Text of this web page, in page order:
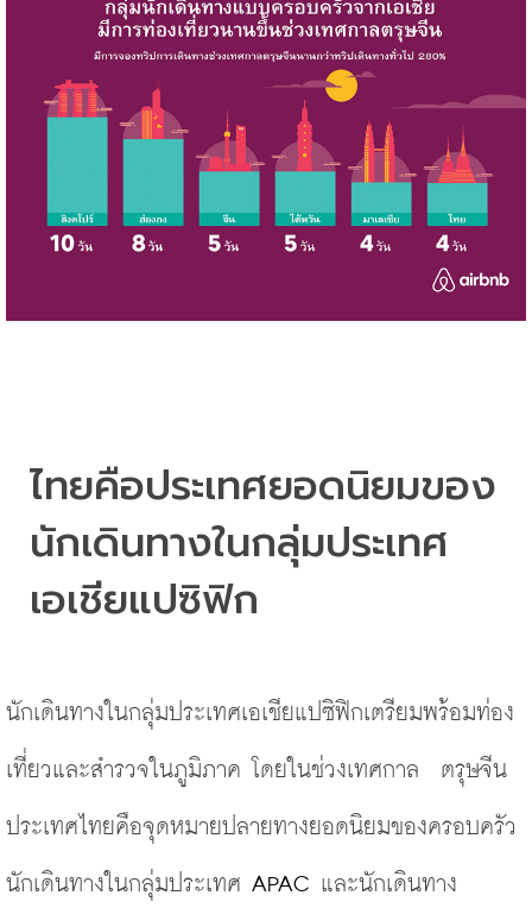
ไทยคือประเทศยอดนิยมของ
นักเดินทางในกลุ่มประเทศ
เอเชียแปซิฟิก
นักเดินทางในกลุ่มประเทศเอเชียแปซิฟิกเตรียมพร้อมท่อง
เที่ยวและสำรวจในภูมิภาค โดยในช่วงเทศกาล  ตรุษจีน
ประเทศไทยคือจุดหมายปลายทางยอดนิยมของครอบครัว
นักเดินทางในกลุ่มประเทศ APAC และนักเดินทาง